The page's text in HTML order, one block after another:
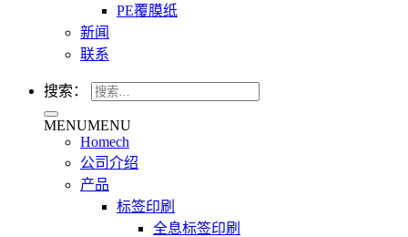
PE覆膜纸
新闻
联系
搜索：
MENUMENU
Homech
公司介绍
产品
标签印刷
全息标签印刷